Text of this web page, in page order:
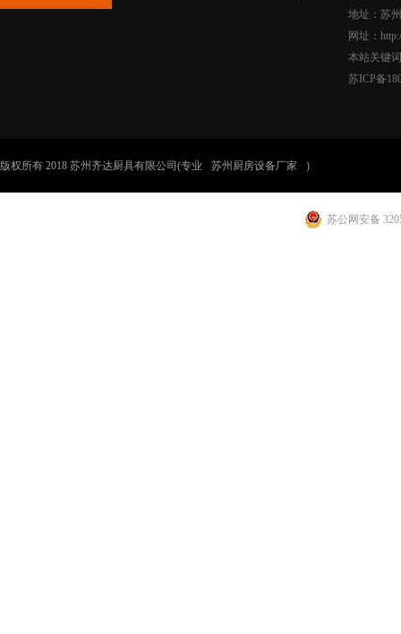
地址：苏
网址：
本站关键
苏ICP备
版权所有 2018 苏州齐达厨具有限公司(专业 苏州厨房设备厂家 )
苏公网安备